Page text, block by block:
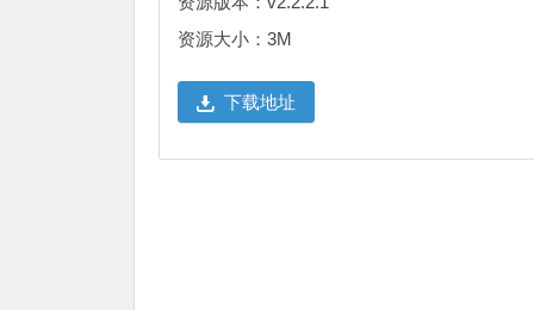
资源大小：3M
下载地址